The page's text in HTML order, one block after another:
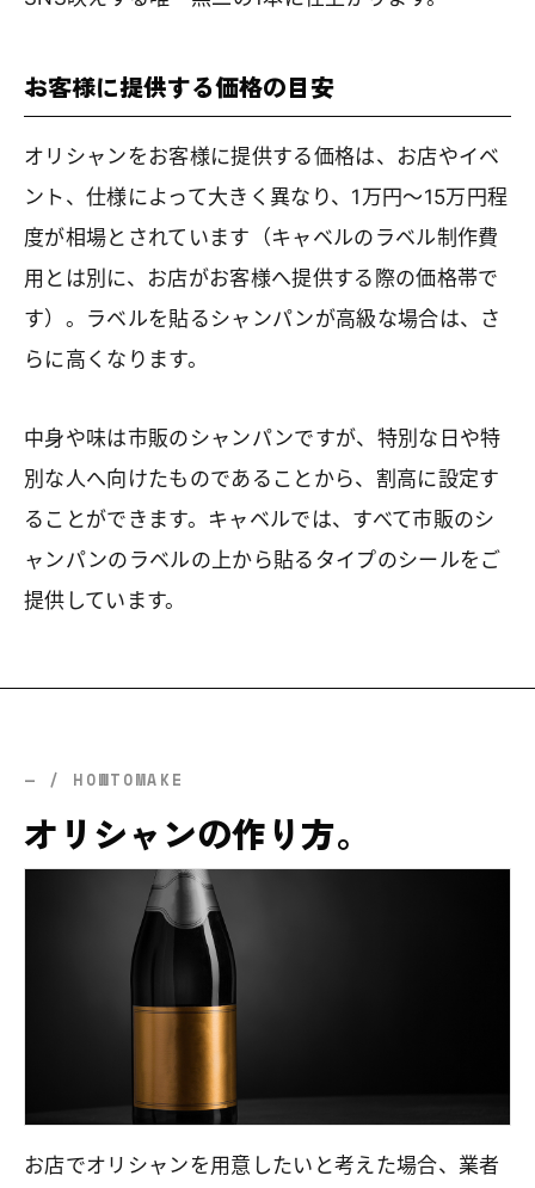
お客様に提供する価格の目安
オリシャンをお客様に提供する価格は、お店やイベ
ント、仕様によって大きく異なり、1万円〜15万円程
度が相場とされています（キャベルのラベル制作費
用とは別に、お店がお客様へ提供する際の価格帯で
す）。ラベルを貼るシャンパンが高級な場合は、さ
らに高くなります。
中身や味は市販のシャンパンですが、特別な日や特
別な人へ向けたものであることから、割高に設定す
ることができます。キャベルでは、すべて市販のシ
ャンパンのラベルの上から貼るタイプのシールをご
提供しています。
— / HOWTOMAKE
オリシャンの作り方。
お店でオリシャンを用意したいと考えた場合、業者